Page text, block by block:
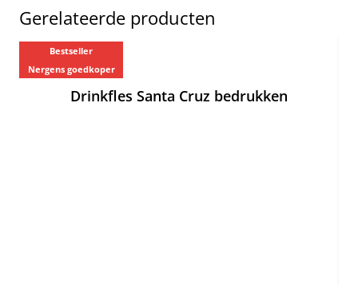
Gerelateerde producten
Bestseller
Nergens goedkoper
Drinkfles Santa Cruz bedrukken